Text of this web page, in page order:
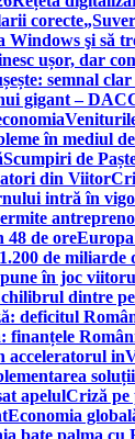
corecte
Windows şi să
ușor, dar
semnal
gigant – DAC
în mediul
Scumpiri de
din Viitor
intră în
48 de ore
de miliarde
în joc
dintre
deficitul
finanțele
acceleratorul
apelulCriză
Economia
bate palma cu